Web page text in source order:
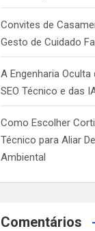
Convites de
Gesto de Cuidado
A Engenharia
SEO Técnico e das
Como Escolher
Técnico para Aliar
Ambiental
Comentários